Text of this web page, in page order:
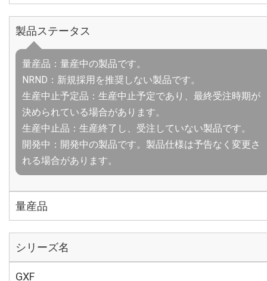
製品ステータス
量産品：量産中の製品です。
NRND：新規採用を推奨しない製品です。
生産中止予定品：生産中止予定であり、最終受注時期が
決められている場合があります。
生産中止品：生産終了し、受注していない製品です。
開発中：開発中の製品です。製品仕様は予告なく変更さ
れる場合があります。
量産品
シリーズ名
GXF